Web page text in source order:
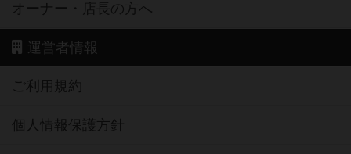
オーナー・店長の方へ
運営者情報
ご利用規約
個人情報保護方針